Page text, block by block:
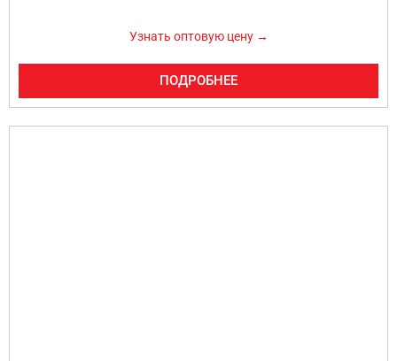
Узнать оптовую цену →
ПОДРОБНЕЕ